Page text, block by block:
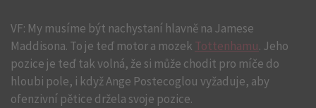
VF: My musíme být nachystaní hlavně na Jamese
Maddisona. To je teď motor a mozek Tottenhamu. Jeho
pozice je teď tak volná, že si může chodit pro míče do
hloubi pole, i když Ange Postecoglou vyžaduje, aby
ofenzivní pětice držela svoje pozice.